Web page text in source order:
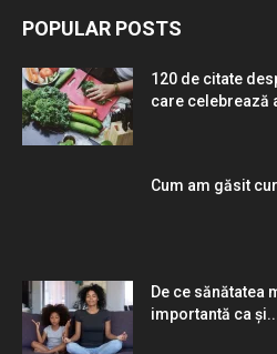
POPULAR POSTS
120 de citate
care celebrează
Cum am găsit
De ce sănătatea
importantă ca